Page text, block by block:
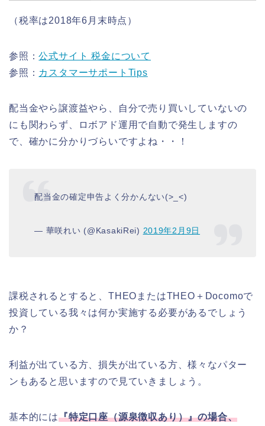
（税率は2018年6月末時点）
参照：公式サイト 税金について
参照： カスタマーサポートTips
配当金やら譲渡益やら、自分で売り買いしていないの
にも関わらず、ロボアド運用で自動で発生しますの
で、確かに分かりづらいですよね・・！
配当金の確定申告よく分かんない(>_<)
— 華咲れい (@KasakiRei) 2019年2月9日
課税されるとすると、THEOまたはTHEO＋Docomoで
投資している我々は何か実施する必要があるでしょう
か？
利益が出ている方、損失が出ている方、様々なパター
ンもあると思いますので見ていきましょう。
基本的には『特定口座（源泉徴収あり）』の場合、